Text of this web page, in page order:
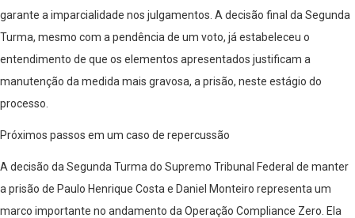
garante a imparcialidade nos julgamentos. A decisão final da Segunda
Turma, mesmo com a pendência de um voto, já estabeleceu o
entendimento de que os elementos apresentados justificam a
manutenção da medida mais gravosa, a prisão, neste estágio do
processo.
Próximos passos em um caso de repercussão
A decisão da Segunda Turma do Supremo Tribunal Federal de manter
a prisão de Paulo Henrique Costa e Daniel Monteiro representa um
marco importante no andamento da Operação Compliance Zero. Ela